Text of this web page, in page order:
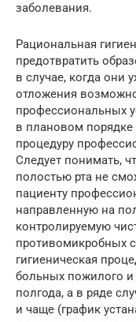
заболевания.
Рациональная
предотвратить
в случае, когда они
отложения
профессиональных
в плановом порядке
процедуру
Следует понимать,
полостью рта не
пациенту
направленную на
контролируемую
противомикробных
гигиеническая
больных пожилого и
полгода, а в ряде
и чаще (график